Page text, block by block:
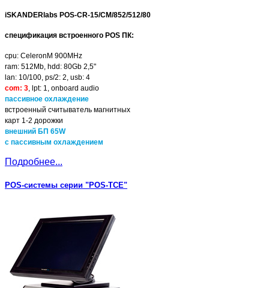
iSKANDERlabs POS-CR-15/CM/852/512/80
спецификация встроенного POS ПК:
cpu: CeleronM 900MHz
ram: 512Mb, hdd: 80Gb 2,5"
lan: 10/100, ps/2: 2, usb: 4
com: 3, lpt: 1, onboard audio
пассивное охлаждение
встроенный считыватель магнитных
карт 1-2 дорожки
внешний БП 65W
с пассивным охлаждением
Подробнее...
POS-системы серии "POS-TCE"